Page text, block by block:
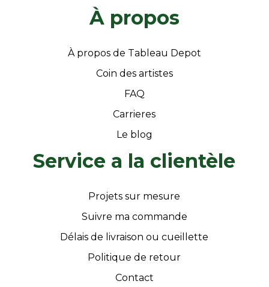
À propos
À propos de Tableau Depot
Coin des artistes
FAQ
Carrieres
Le blog
Service a la clientèle
Projets sur mesure
Suivre ma commande
Délais de livraison ou cueillette
Politique de retour
Contact